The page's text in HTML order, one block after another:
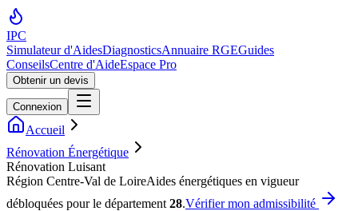
IPC
Simulateur d'AidesDiagnosticsAnnuaire RGEGuides
ConseilsCentre d'AideEspace Pro
Obtenir un devis
Connexion
Accueil
Rénovation Énergétique
Rénovation Luisant
Région Centre-Val de LoireAides énergétiques en vigueur
débloquées pour le département 28.Vérifier mon admissibilité